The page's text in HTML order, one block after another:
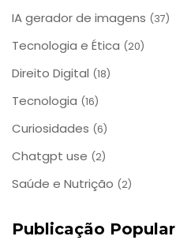
IA gerador de imagens (37)
Tecnologia e Ética (20)
Direito Digital (18)
Tecnologia (16)
Curiosidades (6)
Chatgpt use (2)
Saúde e Nutrição (2)
Publicação Popular